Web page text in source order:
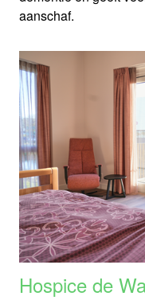
aanschaf.
Hospice de